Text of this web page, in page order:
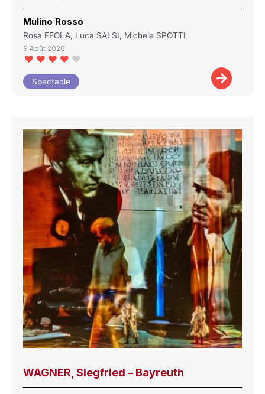
Mulino Rosso
Rosa FEOLA, Luca SALSI, Michele SPOTTI
9 Août 2026
Spectacle
WAGNER, Siegfried – Bayreuth